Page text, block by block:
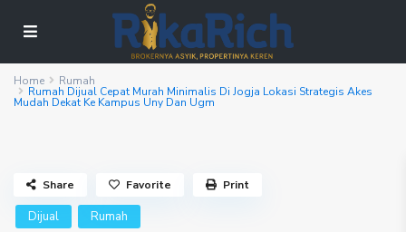
Home Rumah
Rumah Dijual Cepat Murah Minimalis Di Jogja Lokasi Strategis Akes
Mudah Dekat Ke Kampus Uny Dan Ugm
Dijual Rumah
Share Favorite Print